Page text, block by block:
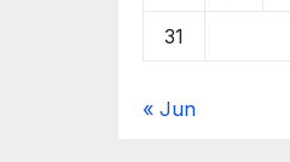
31
« Jun